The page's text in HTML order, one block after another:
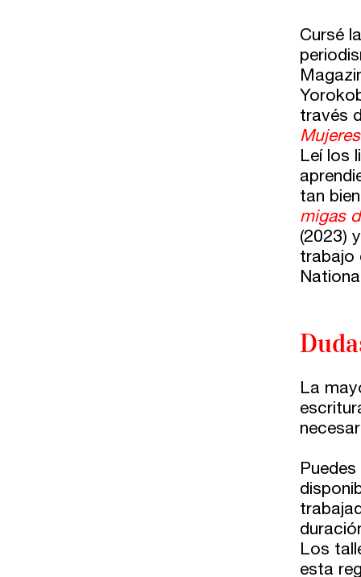
Cursé
través
Leí los
tan
migas
(2023) y
trabajo
La
Los
esta